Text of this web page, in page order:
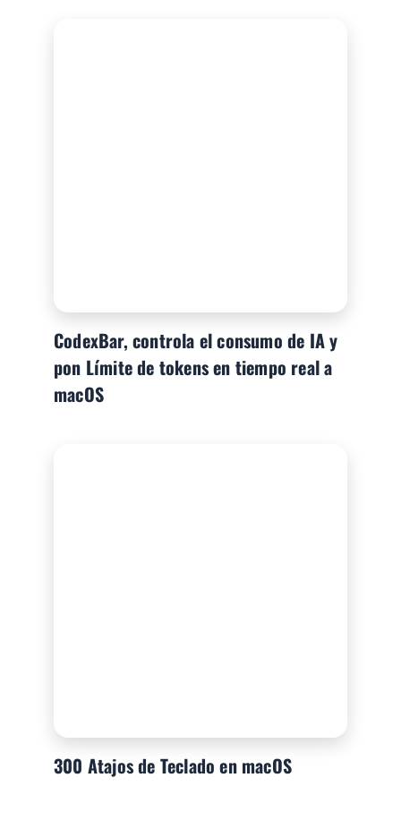
CodexBar, controla el consumo de IA y
pon Límite de tokens en tiempo real a
macOS
300 Atajos de Teclado en macOS